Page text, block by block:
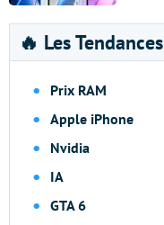
🔥 Les Tendances
Prix RAM
Apple iPhone
Nvidia
IA
GTA 6